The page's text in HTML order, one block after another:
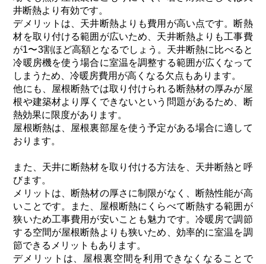
井断熱より有効です。
デメリットは、天井断熱よりも費用が高い点です。断熱
材を取り付ける範囲が広いため、天井断熱よりも工事費
が1〜3割ほど高額となるでしょう。天井断熱に比べると
冷暖房機を使う場合に室温を調整する範囲が広くなって
しまうため、冷暖房費用が高くなる欠点もあります。
他にも、屋根断熱では取り付けられる断熱材の厚みが屋
根や建築材より厚くできないという問題があるため、断
熱効果に限度があります。
屋根断熱は、屋根裏部屋を使う予定がある場合に適して
おります。
また、天井に断熱材を取り付ける方法を、天井断熱と呼
びます。
メリットは、断熱材の厚さに制限がなく、断熱性能が高
いことです。また、屋根断熱にくらべて断熱する範囲が
狭いため工事費用が安いことも魅力です。冷暖房で調節
する空間が屋根断熱よりも狭いため、効率的に室温を調
節できるメリットもあります。
デメリットは、屋根裏空間を利用できなくなることで